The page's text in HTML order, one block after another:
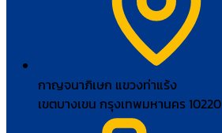
กาญจนาภิเษก แขวงท่าแร้ง
เขตบางเขน กรุงเทพมหานคร 10220